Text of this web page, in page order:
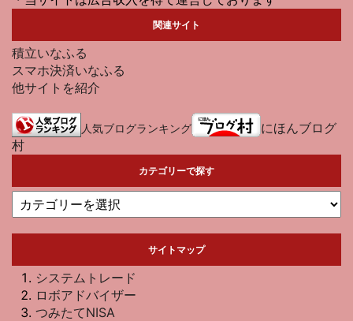
関連サイト
積立いなふる
スマホ決済いなふる
他サイトを紹介
人気ブログランキング
にほんブログ
村
カテゴリーで探す
サイトマップ
システムトレード
ロボアドバイザー
つみたてNISA